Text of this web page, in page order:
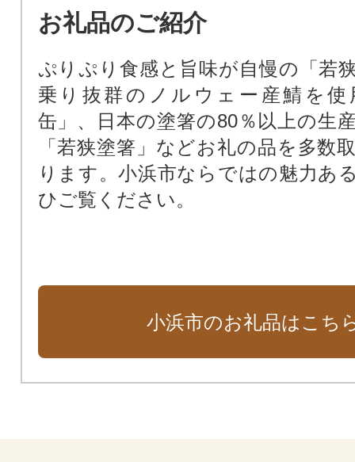
お礼品のご紹介
ぷりぷり食感と旨味が自慢の「若
乗り抜群のノルウェー産鯖を使
缶」、日本の塗箸の80％以上の生
「若狭塗箸」などお礼の品を多数
ります。小浜市ならではの魅力あ
ひご覧ください。
小浜市のお礼品はこち